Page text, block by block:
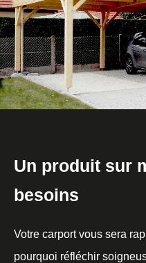
Un produit sur
besoins
Votre carport vous sera
pourquoi réfléchir